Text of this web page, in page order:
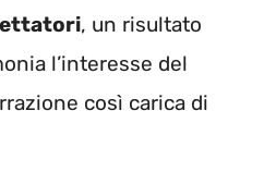
, un risultato
l’interesse del
così carica di